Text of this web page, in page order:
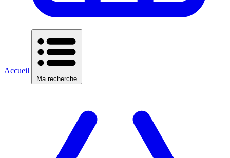
Accueil
Ma recherche